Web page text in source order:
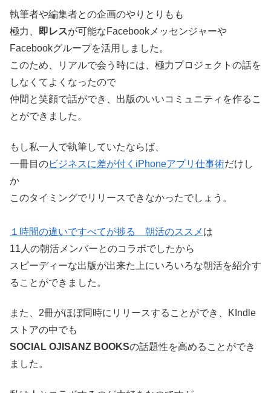
執筆者や編集者との企画のやりとりもも
極力、
即レスが可能なFacebookメッセンジャーや
Facebookグループを活用しました。
このため、リアルで会う時には、極力プロジェクトの話を
しなくてよくなったので
仲間と笑顔で話ができ、出版のいいコミュニティを作るこ
とができました。
もし私一人で執筆していたならば、
一冊目のビジネスに差が付くiPhoneアプリ仕事術だけし
か
このタイミングでリリースできなかったでしょう。
１時間の違いですべてが捗る 朝活のススメ は
11人の朝活メンバーとのコラボでしたから
スピーディーな出版が出来た上にいろいろな朝活を紹介す
ることができました。
また、2冊がほぼ同時にリリースすることができ、KIndle
ストアの中でも
SOCIAL OJISANZ BOOKSの話題性を高めることができ
ました。